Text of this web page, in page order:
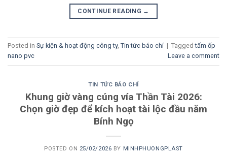
CONTINUE READING →
Posted in Sự kiện & hoạt động công ty, Tin tức báo chí | Taggedtấm ốp
nano pvc
Leave a comment
TIN TỨC BÁO CHÍ
Khung giờ vàng cúng vía Thần Tài 2026:
Chọn giờ đẹp để kích hoạt tài lộc đầu năm
Bính Ngọ
POSTED ON 25/02/2026 BY MINHPHUONGPLAST